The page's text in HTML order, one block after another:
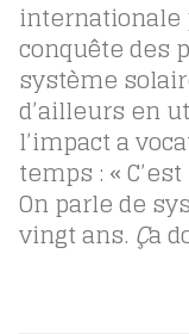
internationale
conquête des
système
d’ailleurs en
l’impact a
temps : «
On parle de
vingt ans. Ça